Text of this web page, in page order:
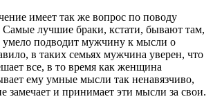
имеет так же вопрос по поводу
Самые лучшие браки, кстати, бывают там,
умело подводит мужчину к мысли о
в таких семьях мужчина уверен, что
все, в то время как женщина
ему умные мысли так ненавязчиво,
замечает и принимает эти мысли за свои.